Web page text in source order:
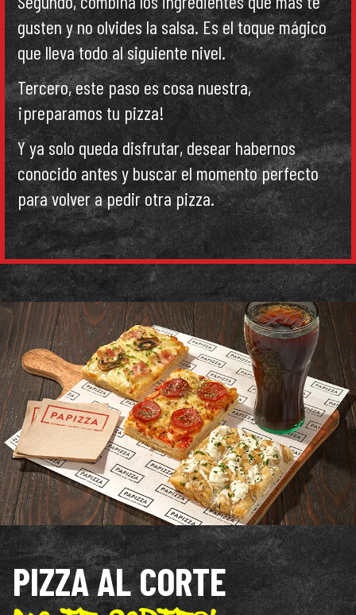
gusten y no olvides la salsa. Es el toque mágico
que lleva todo al siguiente nivel.
Tercero, este paso es cosa nuestra,
¡preparamos tu pizza!
Y ya solo queda disfrutar, desear habernos
conocido antes y buscar el momento perfecto
para volver a pedir otra pizza.
PIZZA AL CORTE